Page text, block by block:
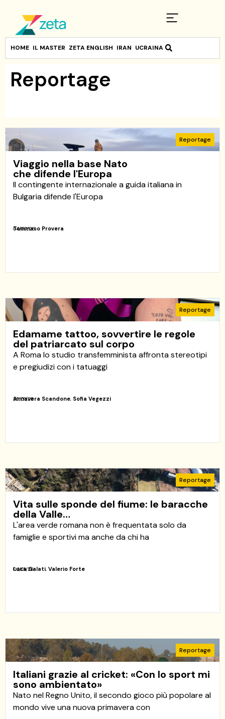
HOME IL MASTER ZETA ENGLISH IRAN UCRAINA
Reportage
Reportage
Viaggio nella base Nato
che difende l'Europa
Il contingente internazionale a guida italiana in
Bulgaria difende l'Europa
04/03/26
Tommaso Provera
Reportage
Edamame tattoo, sovvertire le regole
del patriarcato sul corpo
A Roma lo studio transfemminista affronta stereotipi
e pregiudizi con i tatuaggi
26/01/26
Annavera Scandone, Sofia Vegezzi
Reportage
Vita sulle sponde del fiume: le baracche
della Valle…
L'area verde romana non è frequentata solo da
famiglie e sportivi ma anche da chi ha
04/01/26
Luca Galati, Valerio Forte
Reportage
Italiani grazie al cricket: «Con lo sport mi
sono ambientato»
Nato nel Regno Unito, il secondo gioco più popolare al
mondo vive una nuova primavera con